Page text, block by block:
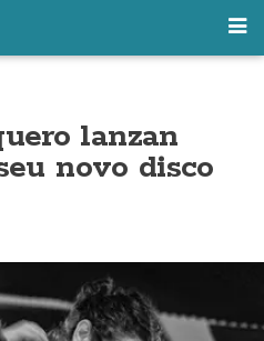
lanzan
novo disco